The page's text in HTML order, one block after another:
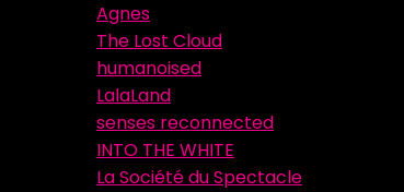
Agnes
The Lost Cloud
humanoised
LalaLand
senses reconnected
INTO THE WHITE
La Société du Spectacle